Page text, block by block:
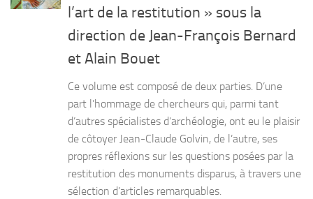
l’art de la restitution » sous la
direction de Jean-François Bernard
et Alain Bouet
Ce volume est composé de deux parties. D’une
part l’hommage de chercheurs qui, parmi tant
d’autres spécialistes d‘archéologie, ont eu le plaisir
de côtoyer Jean-Claude Golvin, de l’autre, ses
propres réflexions sur les questions posées par la
restitution des monuments disparus, à travers une
sélection d’articles remarquables.